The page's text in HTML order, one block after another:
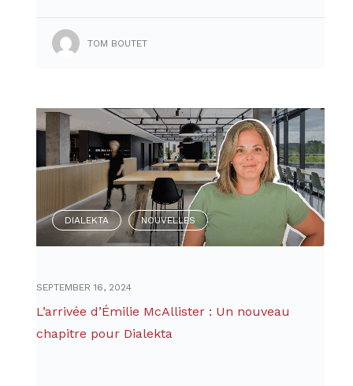
TOM BOUTET
DIALEKTA
,
NOUVELLES
SEPTEMBER 16, 2024
L’arrivée d’Émilie McAllister : Un nouveau
chapitre pour Dialekta